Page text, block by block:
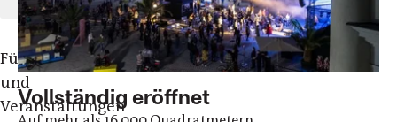
Führungen
und
Veranstaltungen
Vollständig eröffnet